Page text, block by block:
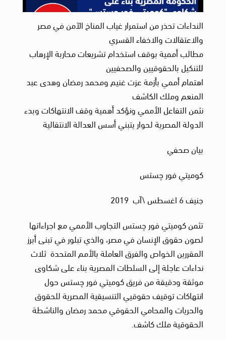
النداءات تحذر من استمرار غياب المناخ الآمن في مصر
والاعتقالات والاخفاء القسري
مطالب أممية بوقف استخدام تشريعات محاربة الإرهاب
للتنكيل بالحقوقيين والصحفيين
اهتمام أممي بأزمة عزت غنيم ومحمد رمضان وهدى عبد
المنعم وملك الكاشف
نثمن التفاعل الأممي ونؤكد أهمية وقف الانتهاكات وبدء
الدولة المصرية لحوار يتبني أسس العدالة الانتقالية
بيان صحفي
كوميتي فور چستس
جنيف 6 اغسطس \آب 2019
تثمن كوميتي فور چستس التجاوب الأممي مع اجراءاتها
لصون حقوق الإنسان في مصر، والذي تبلور في تبنى أبرز
المقررين الخواص والفرق العاملة بالأمم المتحدة ثلاث
نداءات عاجلة إلى السلطات المصرية بناء على شكاوى
موثقة ودقيقة من فريق كوميتي فور چستس حول
انتهاكات توقيف حقوقيي التنسيقية المصرية للحقوق
والحريات والمحامي الحقوقي محمد رمضان والناشطة
الحقوقية ملك كاشف.